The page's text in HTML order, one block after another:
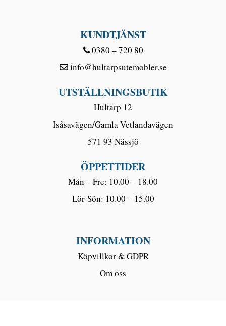
KUNDTJÄNST
0380 – 720 80
info@hultarpsutemobler.se
UTSTÄLLNINGSBUTIK
Hultarp 12
Isåsavägen/Gamla Vetlandavägen
571 93 Nässjö
ÖPPETTIDER
Mån – Fre: 10.00 – 18.00
Lör-Sön: 10.00 – 15.00
INFORMATION
Köpvillkor & GDPR
Om oss